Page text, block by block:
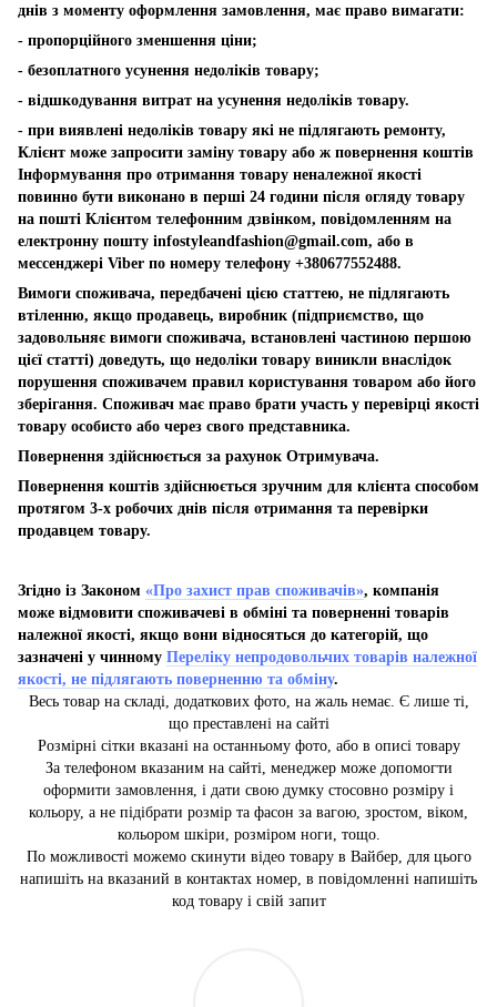
днів з моменту оформлення замовлення, має право вимагати:
- пропорційного зменшення ціни;
- безоплатного усунення недоліків товару;
- відшкодування витрат на усунення недоліків товару.
- при виявлені недоліків товару які не підлягають ремонту,
Клієнт може запросити заміну товару або ж повернення коштів
Інформування про отримання товару неналежної якості
повинно бути виконано в перші 24 години після огляду товару
на пошті Клієнтом телефонним дзвінком, повідомленням на
електронну пошту infostyleandfashion@gmail.com, або в
мессенджері Viber по номеру телефону +380677552488.
Вимоги споживача, передбачені цією статтею, не підлягають
втіленню, якщо продавець, виробник (підприємство, що
задовольняє вимоги споживача, встановлені частиною першою
цієї статті) доведуть, що недоліки товару виникли внаслідок
порушення споживачем правил користування товаром або його
зберігання. Споживач має право брати участь у перевірці якості
товару особисто або через свого представника.
Повернення здійснюється за рахунок Отримувача.
Повернення коштів здійснюється зручним для клієнта способом
протягом 3-х робочих днів після отримання та перевірки
продавцем товару.
Згідно із Законом «Про захист прав споживачів», компанія
може відмовити споживачеві в обміні та поверненні товарів
належної якості, якщо вони відносяться до категорій, що
зазначені у чинному Переліку непродовольчих товарів належної
якості, не підлягають поверненню та обміну.
Весь товар на складі, додаткових фото, на жаль немає. Є лише ті,
що преставлені на сайті
Розмірні сітки вказані на останньому фото, або в описі товару
За телефоном вказаним на сайті, менеджер може допомогти
оформити замовлення, і дати свою думку стосовно розміру і
кольору, а не підібрати розмір та фасон за вагою, зростом, віком,
кольором шкіри, розміром ноги, тощо.
По можливості можемо скинути відео товару в Вайбер, для цього
напишіть на вказаний в контактах номер, в повідомленні напишіть
код товару і свій запит